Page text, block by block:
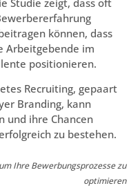
können, dass
Arbeitgebende im
positionieren.
Recruiting, gepaart
Branding, kann
und ihre Chancen
zu bestehen.
Ihre Bewerbungsprozesse zu
optimieren